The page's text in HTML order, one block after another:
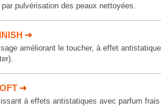
pulvérisation des peaux nettoyées.
améliorant le toucher, à effet
à effets antistatiques avec parfum